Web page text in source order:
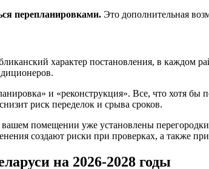
перепланировками. Это дополнительная
характер постановления, в каждом
и «реконструкция». Все, что хотя
риск переделок и срыва сроков.
помещении уже установлены
создают риски при проверках, а также
на 2026-2028 годы